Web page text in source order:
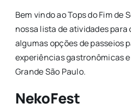
Bem vindo ao Tops do Fim de
nossa lista de atividades para
algumas opções de passeios
experiências gastronômicas
Grande São Paulo.
NekoFest